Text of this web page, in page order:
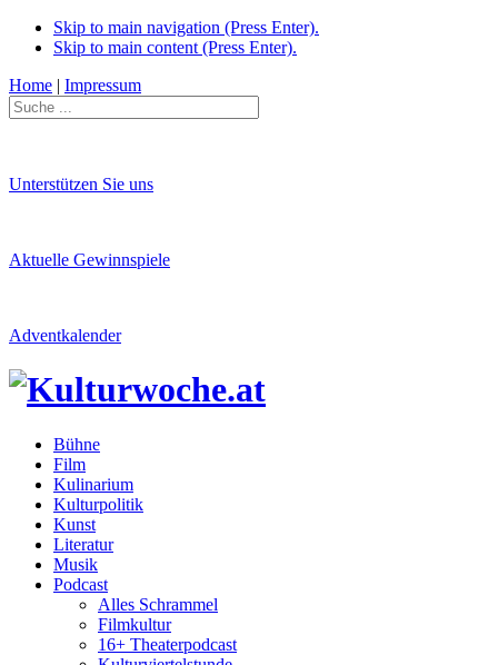
Skip to main navigation (Press Enter).
Skip to main content (Press Enter).
Home | Impressum
Unterstützen Sie uns
Aktuelle Gewinnspiele
Adventkalender
Bühne
Film
Kulinarium
Kulturpolitik
Kunst
Literatur
Musik
Podcast
Alles Schrammel
Filmkultur
16+ Theaterpodcast